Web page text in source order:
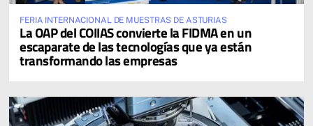
FERIA INTERNACIONAL DE MUESTRAS DE ASTURIAS
La OAP del COIIAS convierte la FIDMA en un
escaparate de las tecnologías que ya están
transformando las empresas